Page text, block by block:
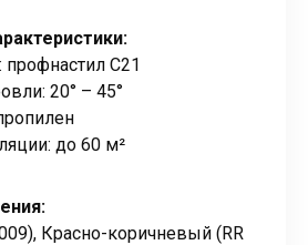
C21
20° – 45°
до 60 м²
Красно-коричневый (RR